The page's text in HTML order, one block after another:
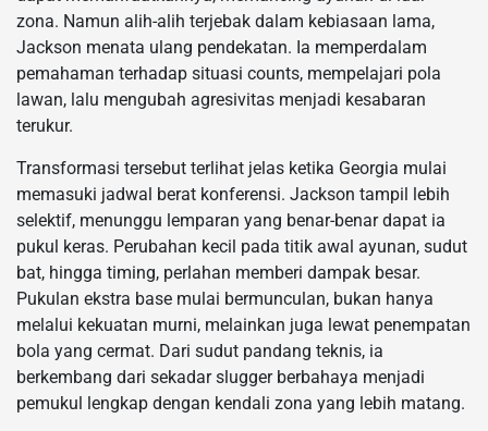
zona. Namun alih-alih terjebak dalam kebiasaan lama,
Jackson menata ulang pendekatan. Ia memperdalam
pemahaman terhadap situasi counts, mempelajari pola
lawan, lalu mengubah agresivitas menjadi kesabaran
terukur.
Transformasi tersebut terlihat jelas ketika Georgia mulai
memasuki jadwal berat konferensi. Jackson tampil lebih
selektif, menunggu lemparan yang benar-benar dapat ia
pukul keras. Perubahan kecil pada titik awal ayunan, sudut
bat, hingga timing, perlahan memberi dampak besar.
Pukulan ekstra base mulai bermunculan, bukan hanya
melalui kekuatan murni, melainkan juga lewat penempatan
bola yang cermat. Dari sudut pandang teknis, ia
berkembang dari sekadar slugger berbahaya menjadi
pemukul lengkap dengan kendali zona yang lebih matang.